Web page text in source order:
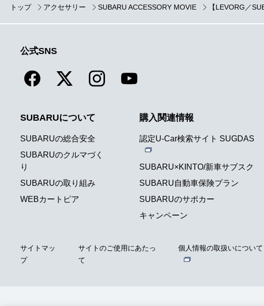
トップ アクセサリー SUBARU ACCESSORY MOVIE 【LEVORG／
公式SNS
SUBARUについて
SUBARUの総合安全
SUBARUのクルマづく
り
SUBARUの取り組み
WEBカートピア
購入関連情報
認定U-Car検索サイト SUGDAS
SUBARU×KINTO/新車サブスク
SUBARU自動車保険プラン
SUBARUのサポカー
キャンペーン
サイトマッ
プ
サイトのご使用にあたっ
て
個人情報の取扱いについて